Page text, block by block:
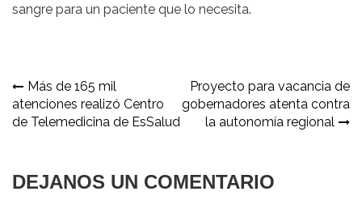
sangre para un paciente que lo necesita.
Navegación
de
Más de 165 mil
atenciones realizó Centro
de Telemedicina de EsSalud
Proyecto para vacancia de
gobernadores atenta contra
la autonomía regional
DEJANOS UN COMENTARIO